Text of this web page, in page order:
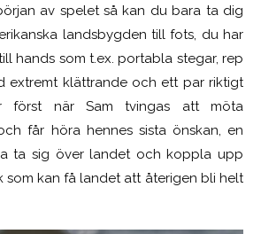
av spelet så kan du bara ta dig
landsbygden till fots, du har
hands som t.ex. portabla stegar, rep
extremt klättrande och ett par riktigt
först när Sam tvingas att möta
får höra hennes sista önskan, en
ta sig över landet och koppla upp
som kan få landet att återigen bli helt